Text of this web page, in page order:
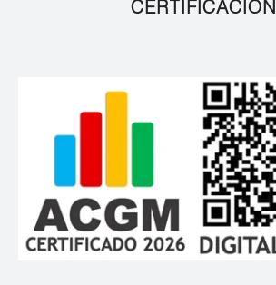
CERTIFICACIÓN